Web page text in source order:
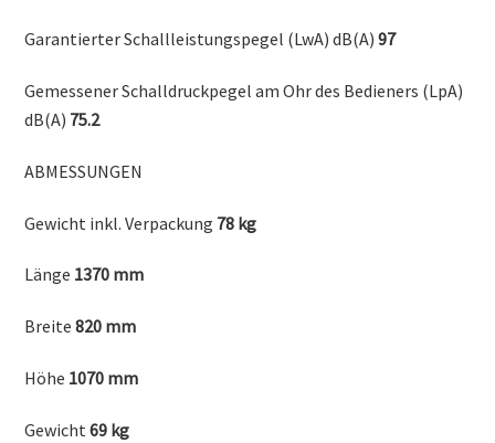
Garantierter Schallleistungspegel (LwA) dB(A)97
Gemessener Schalldruckpegel am Ohr des Bedieners (LpA)
dB(A) 75.2
ABMESSUNGEN
Gewicht inkl. Verpackung 78 kg
Länge 1370 mm
Breite820 mm
Höhe 1070 mm
Gewicht69 kg